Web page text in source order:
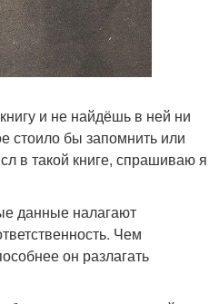
и не найдёшь в ней ни
стоило бы запомнить или
в такой книге, спрашиваю я
данные налагают
Чем
он разлагать